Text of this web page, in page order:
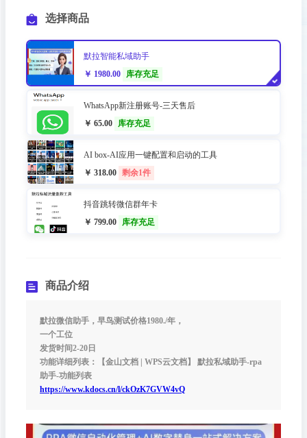
选择商品
默拉智能私域助手
￥ 1980.00
库存充足
WhatsApp新注册账号-三天售后
￥ 65.00
库存充足
AI box-AI应用一键配置和启动的工具
￥ 318.00 剩余1件
抖音跳转微信群年卡
￥ 799.00
库存充足
商品介绍
默拉微信助手，早鸟测试价格1980./年，
一个工位
发货时间2-20日
功能详细列表：【金山文档 | WPS云文档】 默拉私域助手-rpa
助手-功能列表
https://www.kdocs.cn/l/ckOzK7GVW4vQ